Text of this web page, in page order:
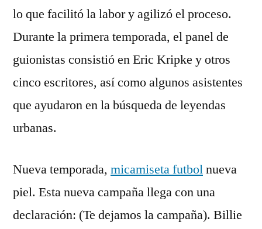
lo que facilitó la labor y agilizó el proceso.
Durante la primera temporada, el panel de
guionistas consistió en Eric Kripke y otros
cinco escritores, así como algunos asistentes
que ayudaron en la búsqueda de leyendas
urbanas.
Nueva temporada, micamiseta futbolnueva
piel. Esta nueva campaña llega con una
declaración: (Te dejamos la campaña). Billie